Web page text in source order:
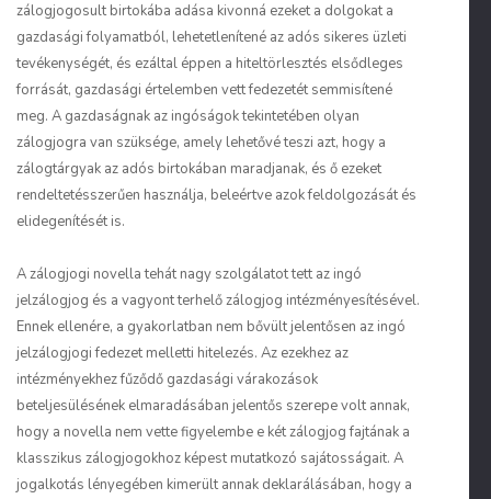
zálogjogosult birtokába adása kivonná ezeket a dolgokat a
gazdasági folyamatból, lehetetlenítené az adós sikeres üzleti
tevékenységét, és ezáltal éppen a hiteltörlesztés elsődleges
forrását, gazdasági értelemben vett fedezetét semmisítené
meg. A gazdaságnak az ingóságok tekintetében olyan
zálogjogra van szüksége, amely lehetővé teszi azt, hogy a
zálogtárgyak az adós birtokában maradjanak, és ő ezeket
rendeltetésszerűen használja, beleértve azok feldolgozását és
elidegenítését is.
A zálogjogi novella tehát nagy szolgálatot tett az ingó
jelzálogjog és a vagyont terhelő zálogjog intézményesítésével.
Ennek ellenére, a gyakorlatban nem bővült jelentősen az ingó
jelzálogjogi fedezet melletti hitelezés. Az ezekhez az
intézményekhez fűződő gazdasági várakozások
beteljesülésének elmaradásában jelentős szerepe volt annak,
hogy a novella nem vette figyelembe e két zálogjog fajtának a
klasszikus zálogjogokhoz képest mutatkozó sajátosságait. A
jogalkotás lényegében kimerült annak deklarálásában, hogy a